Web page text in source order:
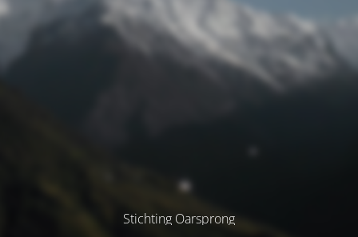
Stichting Oarsprong